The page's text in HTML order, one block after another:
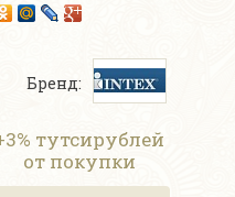
Бренд:
тутсирублей
от покупки